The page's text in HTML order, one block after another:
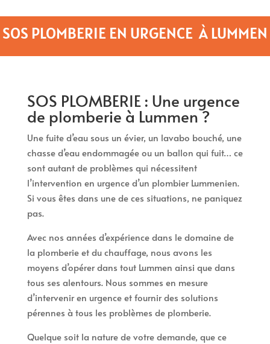
SOS PLOMBERIE EN URGENCE À LUMMEN
SOS PLOMBERIE : Une urgence
de plomberie à Lummen ?
Une fuite d’eau sous un évier, un lavabo bouché, une
chasse d’eau endommagée ou un ballon qui fuit… ce
sont autant de problèmes qui nécessitent
l’intervention en urgence d’un plombier Lummenien.
Si vous êtes dans une de ces situations, ne paniquez
pas.
Avec nos années d’expérience dans le domaine de
la plomberie et du chauffage, nous avons les
moyens d’opérer dans tout Lummen ainsi que dans
tous ses alentours. Nous sommes en mesure
d’intervenir en urgence et fournir des solutions
pérennes à tous les problèmes de plomberie.
Quelque soit la nature de votre demande, que ce